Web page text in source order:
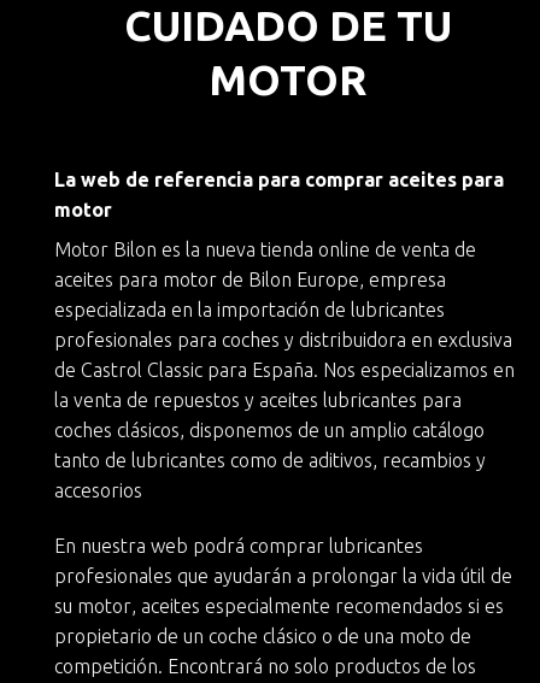
CUIDADO DE TU
MOTOR
La web de referencia para comprar aceites para
motor
Motor Bilon es la nueva tienda online de venta de
aceites para motor de Bilon Europe, empresa
especializada en la importación de lubricantes
profesionales para coches y distribuidora en exclusiva
de Castrol Classic para España. Nos especializamos en
la venta de repuestos y aceites lubricantes para
coches clásicos, disponemos de un amplio catálogo
tanto de lubricantes como de aditivos, recambios y
accesorios
En nuestra web podrá comprar lubricantes
profesionales que ayudarán a prolongar la vida útil de
su motor , aceites especialmente recomendados si es
propietario de un coche clásico o de una moto de
competición. Encontrará no solo productos de los